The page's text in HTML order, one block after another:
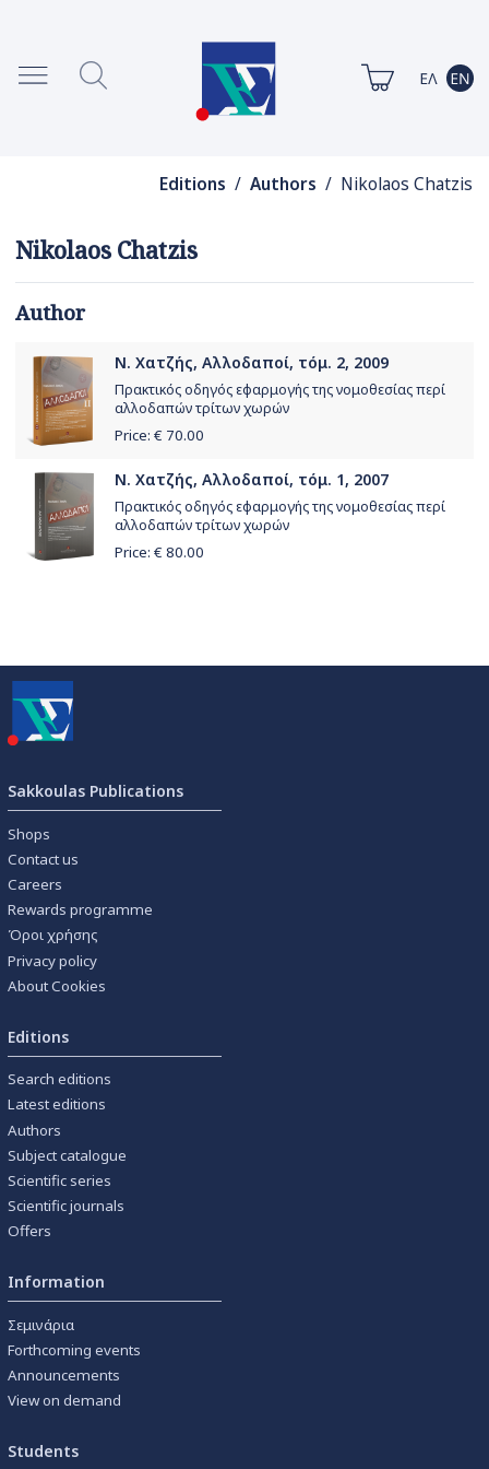
Editions / Authors / Nikolaos Chatzis
Nikolaos Chatzis
Author
Ν. Χατζής, Αλλοδαποί, τόμ. 2, 2009
Πρακτικός οδηγός εφαρμογής της νομοθεσίας περί
αλλοδαπών τρίτων χωρών
Price: € 70.00
Ν. Χατζής, Αλλοδαποί, τόμ. 1, 2007
Πρακτικός οδηγός εφαρμογής της νομοθεσίας περί
αλλοδαπών τρίτων χωρών
Price: € 80.00
Sakkoulas Publications
Shops
Contact us
Careers
Rewards programme
Όροι χρήσης
Privacy policy
About Cookies
Editions
Search editions
Latest editions
Authors
Subject catalogue
Scientific series
Scientific journals
Offers
Information
Σεμινάρια
Forthcoming events
Announcements
View on demand
Students